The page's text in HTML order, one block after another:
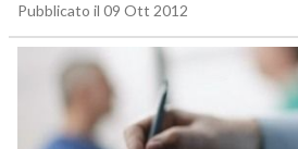
Pubblicato il 09 Ott 2012